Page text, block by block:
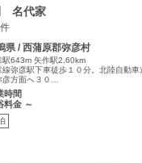
名代家
県 / 西蒲原郡弥彦村
駅643m 矢作駅2.60km
線弥彦駅下車徒歩１０分。北陸自動車
彦方面へ３０…
時間
料金 ～